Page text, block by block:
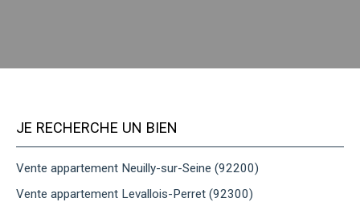
JE RECHERCHE UN BIEN
Vente appartement Neuilly-sur-Seine (92200)
Vente appartement Levallois-Perret (92300)